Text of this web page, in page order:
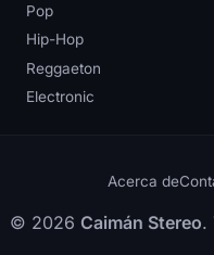
Pop
Hip-Hop
Reggaeton
Electronic
Acerca de
© 2026 Caimán Stereo.